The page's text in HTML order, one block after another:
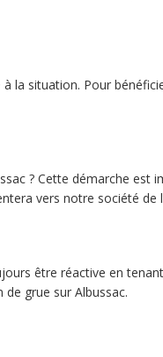
situation. Pour
? Cette démarche est
vers notre société de
être réactive en
grue sur Albussac.